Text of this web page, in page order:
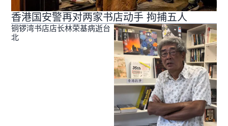
香港国安警再对两家书店动手 拘捕五人
铜锣湾书店店长林荣基病逝台
北